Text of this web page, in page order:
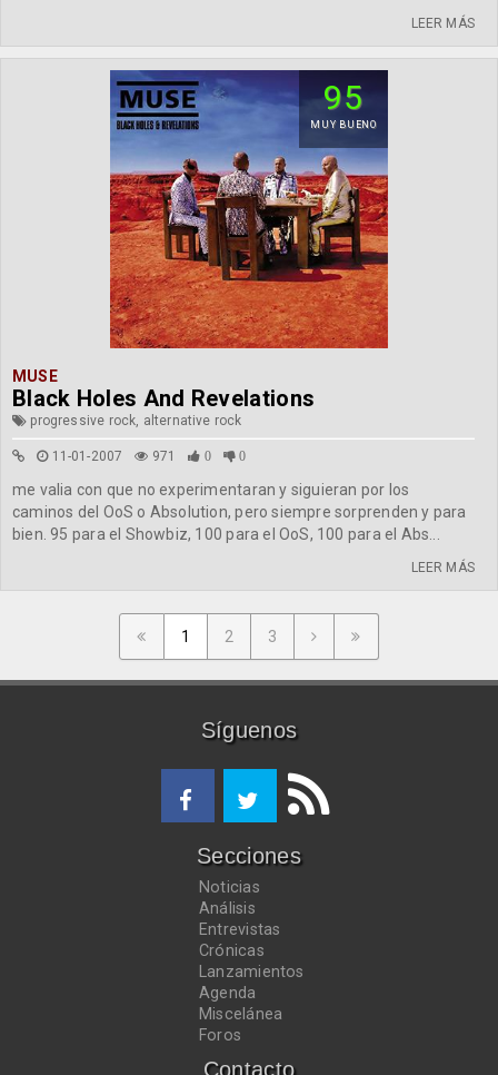
LEER MÁS
95
MUY BUENO
MUSE
Black Holes And Revelations
progressive rock, alternative rock
11-01-2007 971 0 0
me valia con que no experimentaran y siguieran por los
caminos del OoS o Absolution, pero siempre sorprenden y para
bien. 95 para el Showbiz, 100 para el OoS, 100 para el Abs...
LEER MÁS
1 2 3
Síguenos
Secciones
Noticias
Análisis
Entrevistas
Crónicas
Lanzamientos
Agenda
Miscelánea
Foros
Contacto